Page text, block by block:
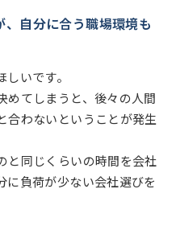
自分に合う職場環境も
いです。
めてしまうと、後々の人間
合わないということが発生
と同じくらいの時間を会社
に負荷が少ない会社選びを